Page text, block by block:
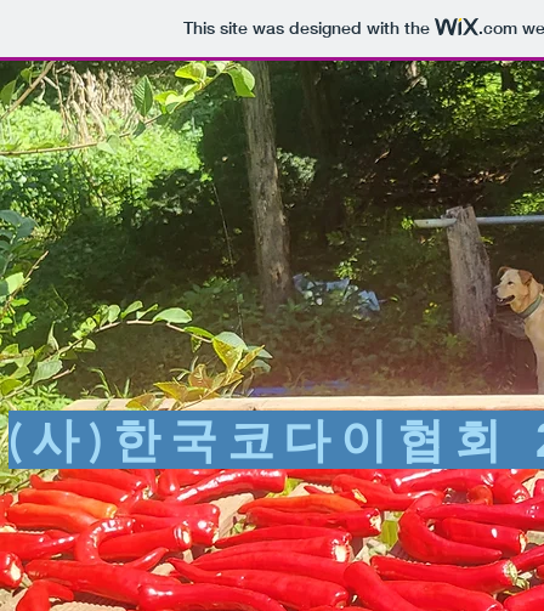
This site was designed with the .com
(사)한국코다이협